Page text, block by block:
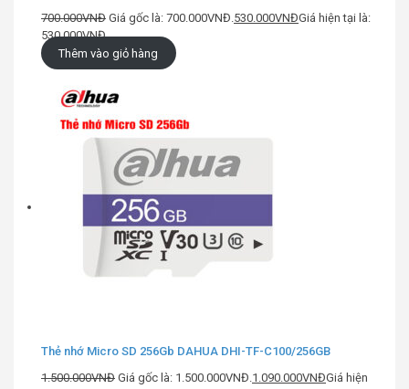
700.000VNĐ Giá gốc là: 700.000VNĐ.530.000VNĐGiá hiện tại là:
530.000VNĐ.
Thêm vào giỏ hàng
Thẻ nhớ Micro SD 256Gb DAHUA DHI-TF-C100/256GB
1.500.000VNĐ Giá gốc là: 1.500.000VNĐ.1.090.000VNĐGiá hiện